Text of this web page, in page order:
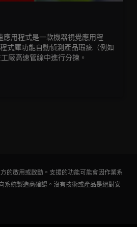
用程式是一款機器視覺應用程
式庫功能自動偵測產品瑕疵（例如
廠高速管線中進行分揀。
的啟用或啟動。支援的功能可能會因作業系
系統製造商確認。沒有技術或產品是絕對安